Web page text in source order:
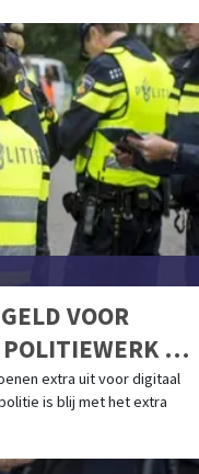
VOOR
IN
extra uit voor digitaal
is blij met het extra